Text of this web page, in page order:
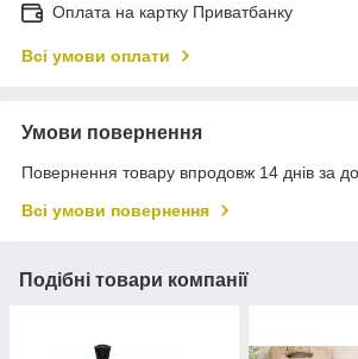
Оплата на картку Приватбанку
Всі умови оплати
Умови повернення
Повернення товару впродовж 14 днів за
Всі умови повернення
Подібні товари компанії